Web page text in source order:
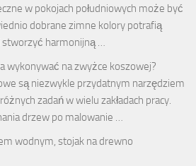
w pokojach południowych może być
dobrane zimne kolory potrafią
stworzyć harmonijną …
wykonywać na zwyżce koszowej?
są niezwykle przydatnym narzędziem
zadań w wielu zakładach pracy.
drzew po malowanie …
wodnym, stojak na drewno